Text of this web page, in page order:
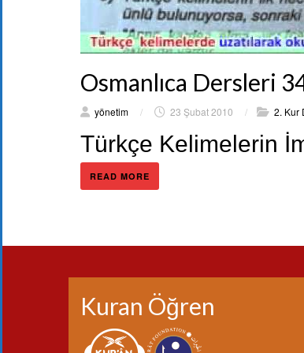
Osmanlıca Dersleri
yönetim / 23 Şubat 2010 / 2. Kur
Türkçe Kelimelerin
READ MORE
Kuran Öğren